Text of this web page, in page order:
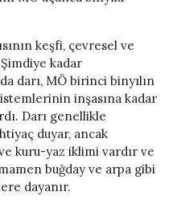
keşfi, çevresel ve
kadar
darı, MÖ birinci binyılın
inşasına kadar
Darı genellikle
duyar, ancak
ve kuru-yaz iklimi vardır ve
buğday ve arpa gibi
dayanır.